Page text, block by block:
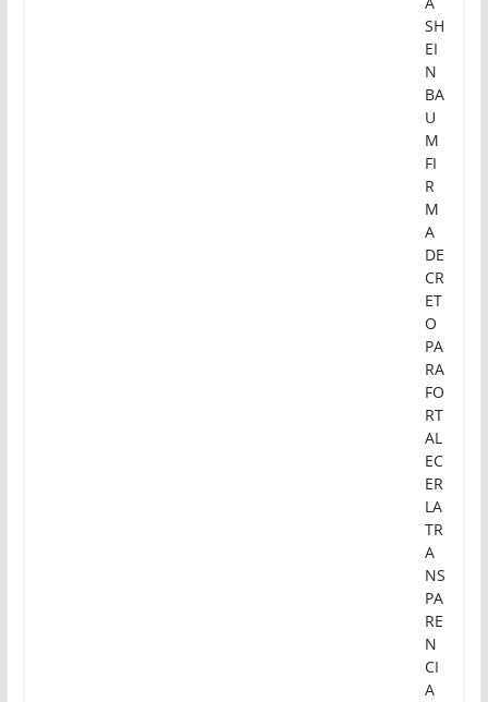
SH
EI
N
BA
U
M
FI
R
M
A
DE
CR
ET
O
PA
RA
FO
RT
AL
EC
ER
LA
TR
A
NS
PA
RE
N
CI
A